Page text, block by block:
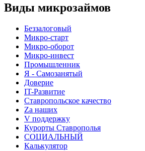
Виды микрозаймов
Беззалоговый
Микро-старт
Микро-оборот
Микро-инвест
Промышленник
Я - Самозанятый
Доверие
IT-Развитие
Ставропольское качество
Za наших
V поддержку
Курорты Ставрополья
СОЦИАЛЬНЫЙ
Калькулятор